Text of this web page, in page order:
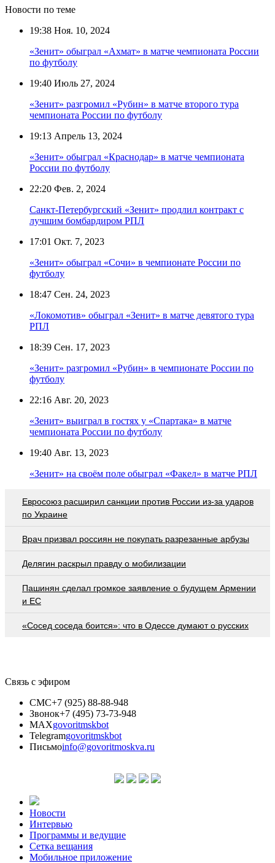
Новости по теме
19:38 Ноя. 10, 2024
«Зенит» обыграл «Ахмат» в матче чемпионата России
по футболу
19:40 Июль 27, 2024
«Зенит» разгромил «Рубин» в матче второго тура
чемпионата России по футболу
19:13 Апрель 13, 2024
«Зенит» обыграл «Краснодар» в матче чемпионата
России по футболу
22:20 Фев. 2, 2024
Санкт-Петербургский «Зенит» продлил контракт с
лучшим бомбардиром РПЛ
17:01 Окт. 7, 2023
«Зенит» обыграл «Сочи» в чемпионате России по
футболу
18:47 Сен. 24, 2023
«Локомотив» обыграл «Зенит» в матче девятого тура
РПЛ
18:39 Сен. 17, 2023
«Зенит» разгромил «Рубин» в чемпионате России по
футболу
22:16 Авг. 20, 2023
«Зенит» выиграл в гостях у «Спартака» в матче
чемпионата России по футболу
19:40 Авг. 13, 2023
«Зенит» на своём поле обыграл «Факел» в матче РПЛ
Евросоюз расширил санкции против России из-за ударов
по Украине
Врач призвал россиян не покупать разрезанные арбузы
Делягин раскрыл правду о мобилизации
Пашинян сделал громкое заявление о будущем Армении
и ЕС
«Сосед соседа боится»: что в Одессе думают о русских
Связь с эфиром
СМС+7 (925) 88-88-948
Звонок+7 (495) 73-73-948
MAXgovoritmskbot
Telegramgovoritmskbot
Письмоinfo@govoritmoskva.ru
Новости
Интервью
Программы и ведущие
Сетка вещания
Мобильное приложение